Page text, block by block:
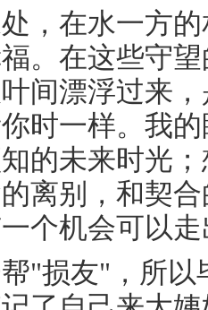
，在水一方
。在这些守
间漂浮过来
时一样。我
的未来时光
离别，和契
个机会可以
"损友"，所